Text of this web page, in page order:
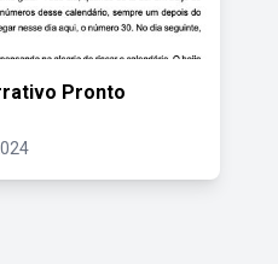
Pronto